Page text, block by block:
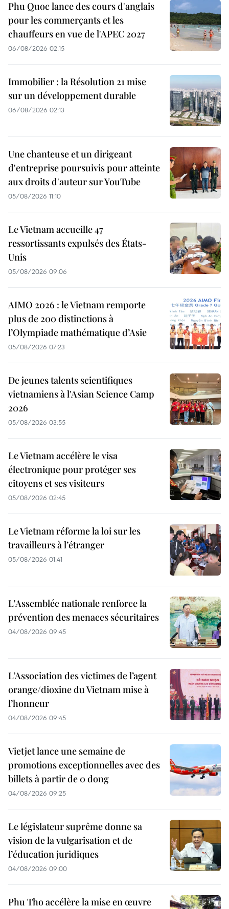
Phu Quoc lance des cours d'anglais
pour les commerçants et les
chauffeurs en vue de l'APEC 2027
06/08/2026 02:15
Immobilier : la Résolution 21 mise
sur un développement durable
06/08/2026 02:13
Une chanteuse et un dirigeant
d'entreprise poursuivis pour atteinte
aux droits d'auteur sur YouTube
05/08/2026 11:10
Le Vietnam accueille 47
ressortissants expulsés des États-
Unis
05/08/2026 09:06
AIMO 2026 : le Vietnam remporte
plus de 200 distinctions à
l’Olympiade mathématique d’Asie
05/08/2026 07:23
De jeunes talents scientifiques
vietnamiens à l'Asian Science Camp
2026
05/08/2026 03:55
Le Vietnam accélère le visa
électronique pour protéger ses
citoyens et ses visiteurs
05/08/2026 02:45
Le Vietnam réforme la loi sur les
travailleurs à l’étranger
05/08/2026 01:41
L'Assemblée nationale renforce la
prévention des menaces sécuritaires
04/08/2026 09:45
L’Association des victimes de l’agent
orange/dioxine du Vietnam mise à
l’honneur
04/08/2026 09:45
Vietjet lance une semaine de
promotions exceptionnelles avec des
billets à partir de 0 dong
04/08/2026 09:25
Le législateur suprême donne sa
vision de la vulgarisation et de
l’éducation juridiques
04/08/2026 09:00
Phu Tho accélère la mise en œuvre